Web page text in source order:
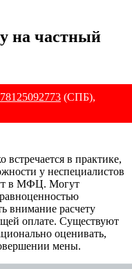
на частный
78125092773 (СПБ),
встречается в практике,
у неспециалистов
в МФЦ. Могут
внимание расчету
оплате. Существуют
оценивать,
мены.